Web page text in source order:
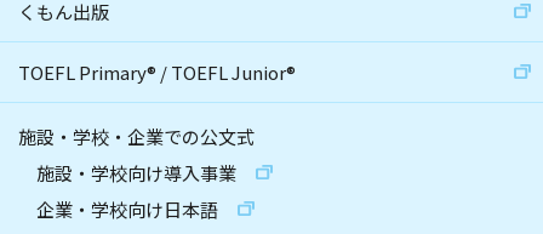
くもん出版
TOEFL Primary® /TOEFL Junior®
施設・学校・企業での公文式
施設・学校向け導入事業
企業・学校向け日本語